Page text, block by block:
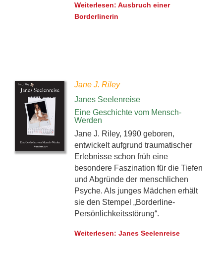
Weiterlesen: Ausbruch einer
Borderlinerin
Jane J. Riley
Janes Seelenreise
Eine Geschichte vom Mensch-
Werden
Jane J. Riley, 1990 geboren,
entwickelt aufgrund traumatischer
Erlebnisse schon früh eine
besondere Faszination für die Tiefen
und Abgründe der menschlichen
Psyche. Als junges Mädchen erhält
sie den Stempel „Borderline-
Persönlichkeitsstörung“.
Weiterlesen: Janes Seelenreise